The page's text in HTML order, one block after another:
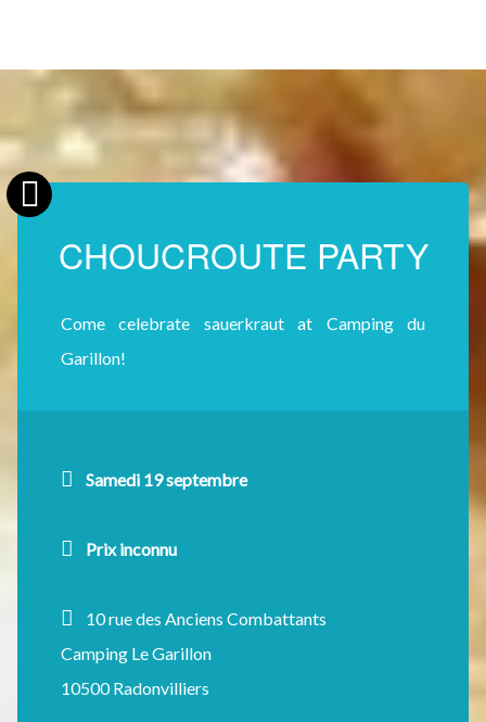
CHOUCROUTE PARTY
Come celebrate sauerkraut at Camping du
Garillon!
Samedi 19 septembre
Prix inconnu
10 rue des Anciens Combattants
Camping Le Garillon
10500 Radonvilliers